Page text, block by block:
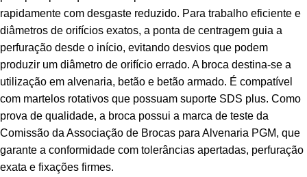
rapidamente com desgaste reduzido. Para trabalho eficiente e
diâmetros de orifícios exatos, a ponta de centragem guia a
perfuração desde o início, evitando desvios que podem
produzir um diâmetro de orifício errado. A broca destina-se a
utilização em alvenaria, betão e betão armado. É compatível
com martelos rotativos que possuam suporte SDS plus. Como
prova de qualidade, a broca possui a marca de teste da
Comissão da Associação de Brocas para Alvenaria PGM, que
garante a conformidade com tolerâncias apertadas, perfuração
exata e fixações firmes.